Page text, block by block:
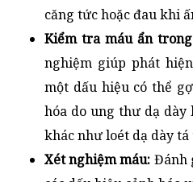
căng tức hoặc đau khi
Kiểm tra máu ẩn trong
nghiệm giúp phát
một dấu hiệu có thể
hóa do ung thư dạ dày
khác như loét dạ dày
Xét nghiệm máu: Đánh